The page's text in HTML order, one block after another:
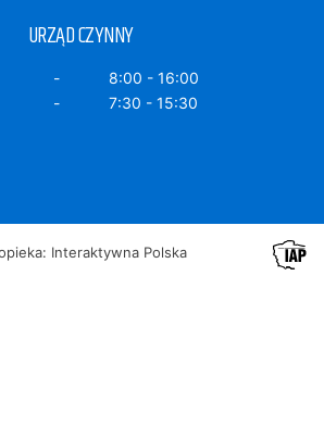
URZĄD CZYNNY
8:00 - 16:00
7:30 - 15:30
Interaktywna Polska